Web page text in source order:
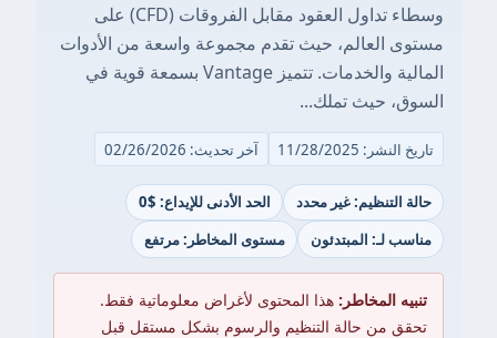
وسطاء تداول العقود مقابل الفروقات (CFD) على
مستوى العالم، حيث تقدم مجموعة واسعة من الأدوات
المالية والخدمات. تتميز Vantage بسمعة قوية في
السوق، حيث تملك...
تاريخ النشر: 11/28/2025 آخر تحديث: 02/26/2026
حالة التنظيم: غير محدد
الحد الأدنى للإيداع: $0
مناسب لـ: المبتدئون
مستوى المخاطر: مرتفع
تنبيه المخاطر: هذا المحتوى لأغراض معلوماتية فقط.
تحقق من حالة التنظيم والرسوم بشكل مستقل قبل